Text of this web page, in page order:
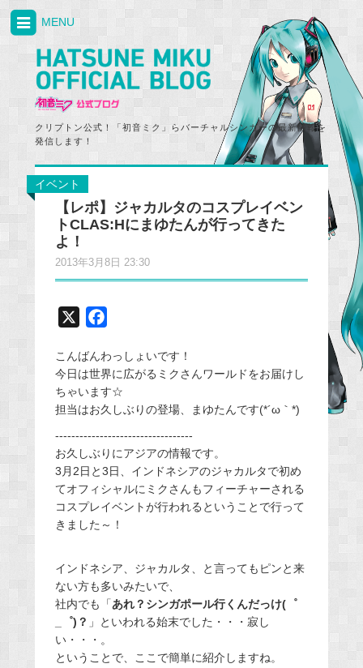
クリプトン公式！「初音ミク」らバーチャルシンガーの最新情報を
発信します！
MENU
イベント
【レポ】ジャカルタのコスプレイベン
トCLAS:Hにまゆたんが行ってきた
よ！
2013年3月8日 23:30
c
e
b
k
こんばんわっしょいです！
今日は世界に広がるミクさんワールドをお届けし
ちゃいます☆
担当はお久しぶりの登場、まゆたんです(*´ω｀*)
----------------------------------
お久しぶりにアジアの情報です。
3月2日と3日、インドネシアのジャカルタで初め
てオフィシャルにミクさんもフィーチャーされる
コスプレイベントが行われるということで行って
きました～！
インドネシア、ジャカルタ、と言ってもピンと来
ない方も多いみたいで、
社内でも「あれ？シンガポール行くんだっけ(゜
_゜)？ 」といわれる始末でした・・・寂し
い・・・。
ということで、ここで簡単に紹介しますね。